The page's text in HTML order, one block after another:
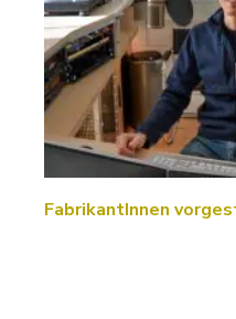
FabrikantInnen